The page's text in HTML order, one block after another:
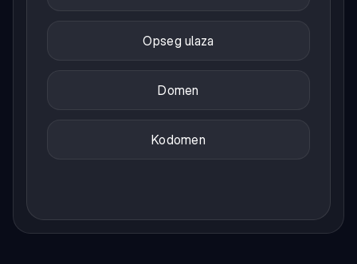
Opseg ulaza
Domen
Kodomen